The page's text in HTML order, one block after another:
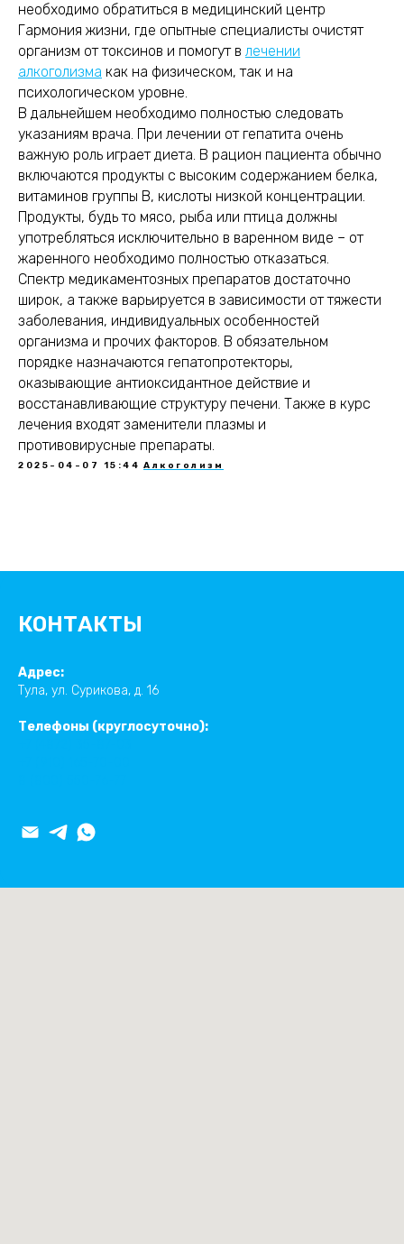
необходимо обратиться в медицинский центр
Гармония жизни, где опытные специалисты очистят
организм от токсинов и помогут в лечении
алкоголизма как на физическом, так и на
психологическом уровне.
В дальнейшем необходимо полностью следовать
указаниям врача. При лечении от гепатита очень
важную роль играет диета. В рацион пациента обычно
включаются продукты с высоким содержанием белка,
витаминов группы В, кислоты низкой концентрации.
Продукты, будь то мясо, рыба или птица должны
употребляться исключительно в варенном виде – от
жаренного необходимо полностью отказаться.
Спектр медикаментозных препаратов достаточно
широк, а также варьируется в зависимости от тяжести
заболевания, индивидуальных особенностей
организма и прочих факторов. В обязательном
порядке назначаются гепатопротекторы,
оказывающие антиоксидантное действие и
восстанавливающие структуру печени. Также в курс
лечения входят заменители плазмы и
противовирусные препараты.
2025-04-07 15:44 Алкоголизм
КОНТАКТЫ
Адрес:
Тула, ул. Сурикова, д. 16
Телефоны (круглосуточно):